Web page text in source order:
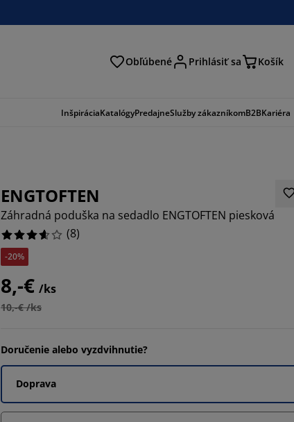
Obľúbené Prihlásiť sa Košík
InšpiráciaKatalógyPredajneSlužby zákazníkomB2BKariéra
ENGTOFTEN
Záhradná poduška na sedadlo ENGTOFTEN piesková
(8)
-20%
8,-€ /ks
10,-€ /ks
Doručenie alebo vyzdvihnutie?
Doprava